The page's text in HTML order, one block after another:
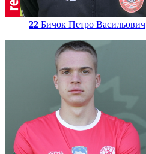
22 Бичок Петро Васильович